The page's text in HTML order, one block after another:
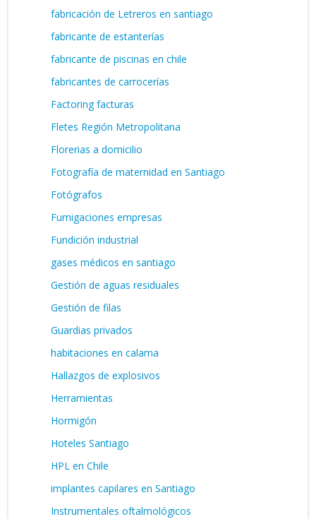
fabricación de Letreros en santiago
fabricante de estanterías
fabricante de piscinas en chile
fabricantes de carrocerías
Factoring facturas
Fletes Región Metropolitana
Florerias a domicilio
Fotografía de maternidad en Santiago
Fotógrafos
Fumigaciones empresas
Fundición industrial
gases médicos en santiago
Gestión de aguas residuales
Gestión de filas
Guardias privados
habitaciones en calama
Hallazgos de explosivos
Herramientas
Hormigón
Hoteles Santiago
HPL en Chile
implantes capilares en Santiago
Instrumentales oftalmológicos